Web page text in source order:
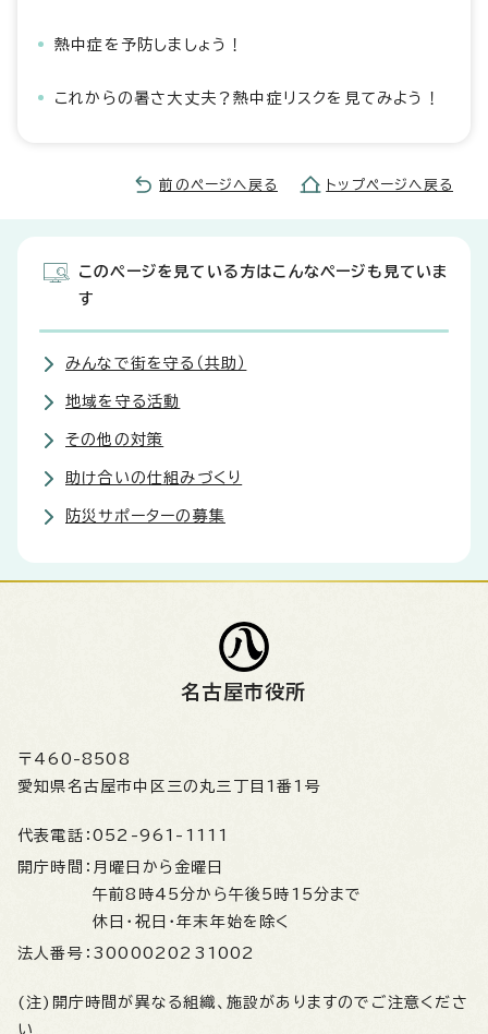
熱中症を予防しましょう！
これからの暑さ大丈夫？熱中症リスクを見てみよう！
前のページへ戻る トップページへ戻る
このページを見ている方はこんなページも見ていま
す
みんなで街を守る（共助）
地域を守る活動
その他の対策
助け合いの仕組みづくり
防災サポーターの募集
名古屋市役所
〒460-8508
愛知県名古屋市中区三の丸三丁目1番1号
代表電話： 052-961-1111
開庁時間： 月曜日から金曜日
午前8時45分から午後5時15分まで
休日・祝日・年末年始を除く
法人番号： 3000020231002
(注)開庁時間が異なる組織、施設がありますのでご注意くださ
い